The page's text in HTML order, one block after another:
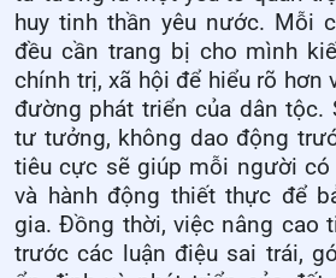
huy tinh thần yêu nước. Mỗi
đều cần trang bị cho mình
chính trị, xã hội để hiểu rõ hơn
đường phát triển của dân tộc.
tư tưởng, không dao động
tiêu cực sẽ giúp mỗi người có
và hành động thiết thực để
gia. Đồng thời, việc nâng cao
trước các luận điệu sai trái,